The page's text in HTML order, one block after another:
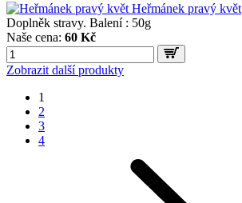
Heřmánek pravý květ
Doplněk stravy. Balení : 50g
Naše cena: 60 Kč
Zobrazit další produkty
1
2
3
4